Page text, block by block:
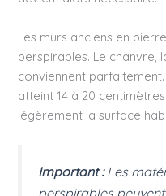
Les murs anciens en
perspirables. Le chanvre,
conviennent
atteint 14 à 20
légèrement la surface
Important :Les
perspirables